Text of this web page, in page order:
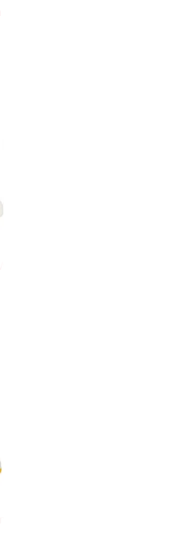
Victory Gold
Blue
High Mcdonald’s